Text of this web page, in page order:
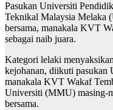
Pasukan Universiti
Teknikal Malaysia Melaka
bersama, manakala KVT
sebagai naib juara.
Kategori lelaki
kejohanan, diikuti pasukan
manakala KVT Wakaf
Universiti (MMU) masing-
bersama.